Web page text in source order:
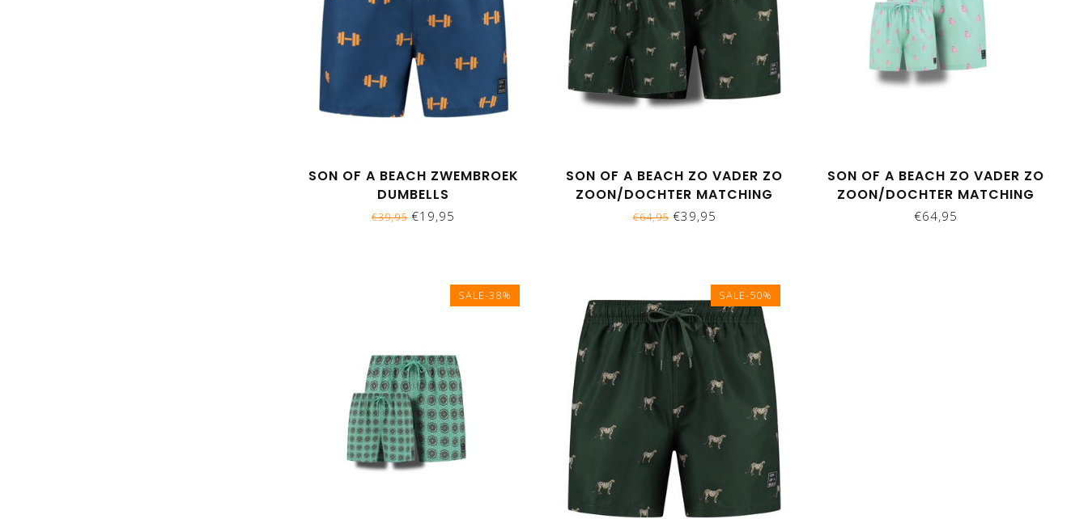
SON OF A BEACH ZWEMBROEK
DUMBELLS
€39,95€19,95
SON OF A BEACH ZO VADER ZO
ZOON/DOCHTER MATCHING
ZWEMBROEKEN - PANTER
€64,95€39,95
SON OF A BEACH ZO VADER ZO
ZOON/DOCHTER MATCHING
ZWEMBROEKEN - GROENE
€64,95
SALE-38% SALE-50%